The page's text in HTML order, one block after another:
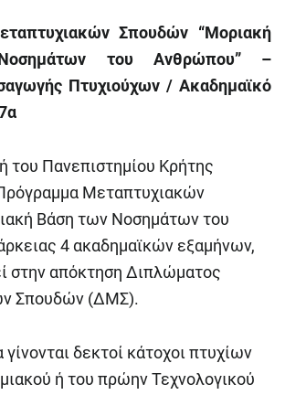
Σπουδών “Μοριακή
του Ανθρώπου” –
Πτυχιούχων / Ακαδημαϊκό
του Πανεπιστημίου Κρήτης
Μεταπτυχιακών
Βάση των Νοσημάτων του
4 ακαδημαϊκών εξαμήνων,
στην απόκτηση Διπλώματος
Σπουδών (ΔΜΣ).
δεκτοί κάτοχοι πτυχίων
ή του πρώην Τεχνολογικού